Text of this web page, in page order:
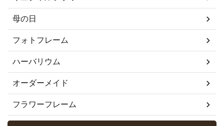
母の日
フォトフレーム
ハーバリウム
オーダーメイド
フラワーフレーム